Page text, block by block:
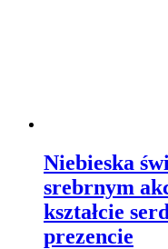
Niebieska
srebrnym
kształcie
prezencie